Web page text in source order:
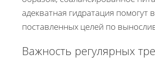
адекватная гидратация помогут
поставленных целей по
Важность регулярных